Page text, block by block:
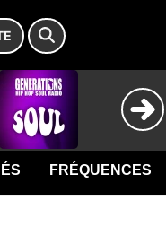
FRÉQUENCES